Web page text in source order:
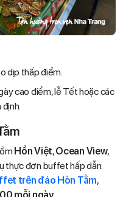
dịp thấp điểm.
cao điểm, lễ Tết hoặc các
Hồn Việt,Ocean View,
thực đơn buffet hấp dẫn.
trên đảo Hòn Tằm,